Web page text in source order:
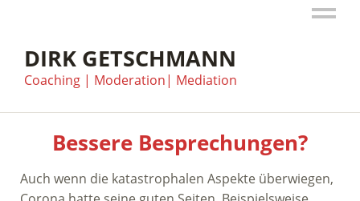
DIRK GETSCHMANN
Coaching | Moderation| Mediation
Bessere Besprechungen?
Auch wenn die katastrophalen Aspekte überwiegen,